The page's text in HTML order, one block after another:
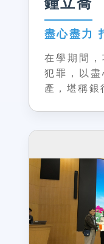
盡心盡力
在學期間
犯罪，以
產，堪稱銀